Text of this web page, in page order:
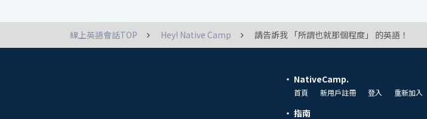
線上英語會話TOP Hey! Native Camp 請告訴我 「所謂也就那個程度」 的英語！
NativeCamp.
首頁 新用戶註冊 登入 重新加入
指南